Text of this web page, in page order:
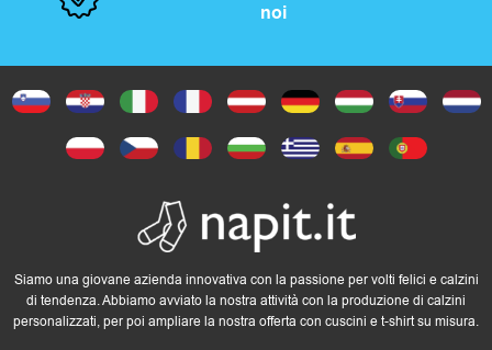
noi
Siamo una giovane azienda innovativa con la passione per volti felici e calzini
di tendenza. Abbiamo avviato la nostra attività con la produzione di calzini
personalizzati, per poi ampliare la nostra offerta con cuscini e t-shirt su misura.